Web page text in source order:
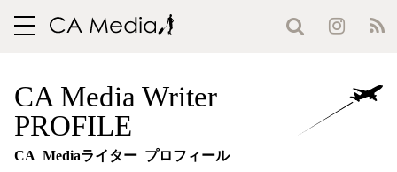
toggle
CA Media Writer
PROFILE
CA Mediaライター プロフィール